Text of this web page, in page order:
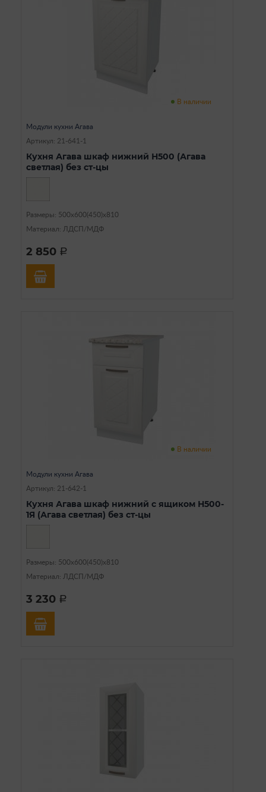
В наличии
Модули кухни Агава
Артикул: 21-641-1
Кухня Агава шкаф нижний Н500 (Агава
светлая) без ст-цы
Размеры: 500х600(450)х810
Материал: ЛДСП/МДФ
2 850 a
В наличии
Модули кухни Агава
Артикул: 21-642-1
Кухня Агава шкаф нижний с ящиком Н500-
1Я (Агава светлая) без ст-цы
Размеры: 500х600(450)х810
Материал: ЛДСП/МДФ
3 230 a